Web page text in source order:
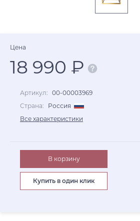
Цена
18 990 ₽
Артикул: 00-00003969
Страна:
Россия
Все характеристики
В корзину
Купить в один клик